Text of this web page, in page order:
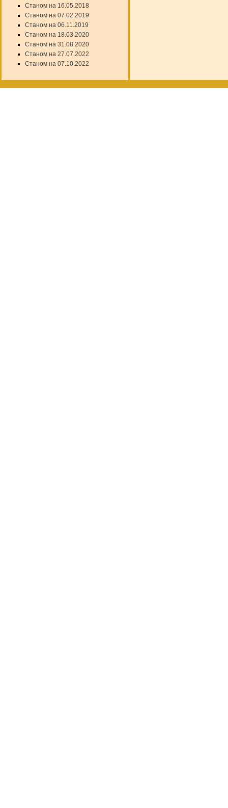
Станом на 16.05.2018
Станом на 07.02.2019
Станом на 06.11.2019
Станом на 18.03.2020
Станом на 31.08.2020
Станом на 27.07.2022
Станом на 07.10.2022